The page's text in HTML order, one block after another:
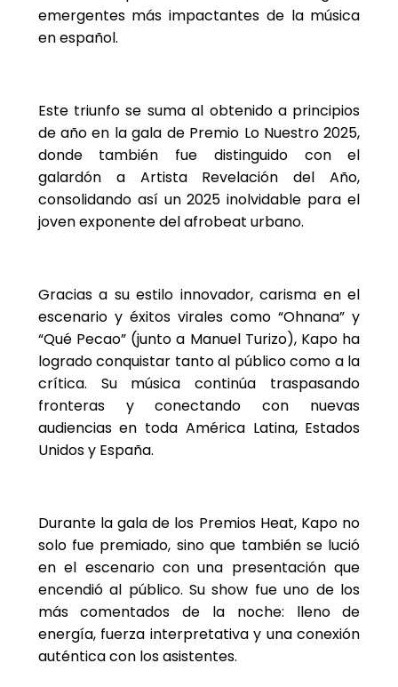
emergentes más impactantes de la música
en español.
Este triunfo se suma al obtenido a principios
de año en la gala de Premio Lo Nuestro 2025,
donde también fue distinguido con el
galardón a Artista Revelación del Año,
consolidando así un 2025 inolvidable para el
joven exponente del afrobeat urbano.
Gracias a su estilo innovador, carisma en el
escenario y éxitos virales como “Ohnana” y
“Qué Pecao” (junto a Manuel Turizo), Kapo ha
logrado conquistar tanto al público como a la
crítica. Su música continúa traspasando
fronteras y conectando con nuevas
audiencias en toda América Latina, Estados
Unidos y España.
Durante la gala de los Premios Heat, Kapo no
solo fue premiado, sino que también se lució
en el escenario con una presentación que
encendió al público. Su show fue uno de los
más comentados de la noche: lleno de
energía, fuerza interpretativa y una conexión
auténtica con los asistentes.